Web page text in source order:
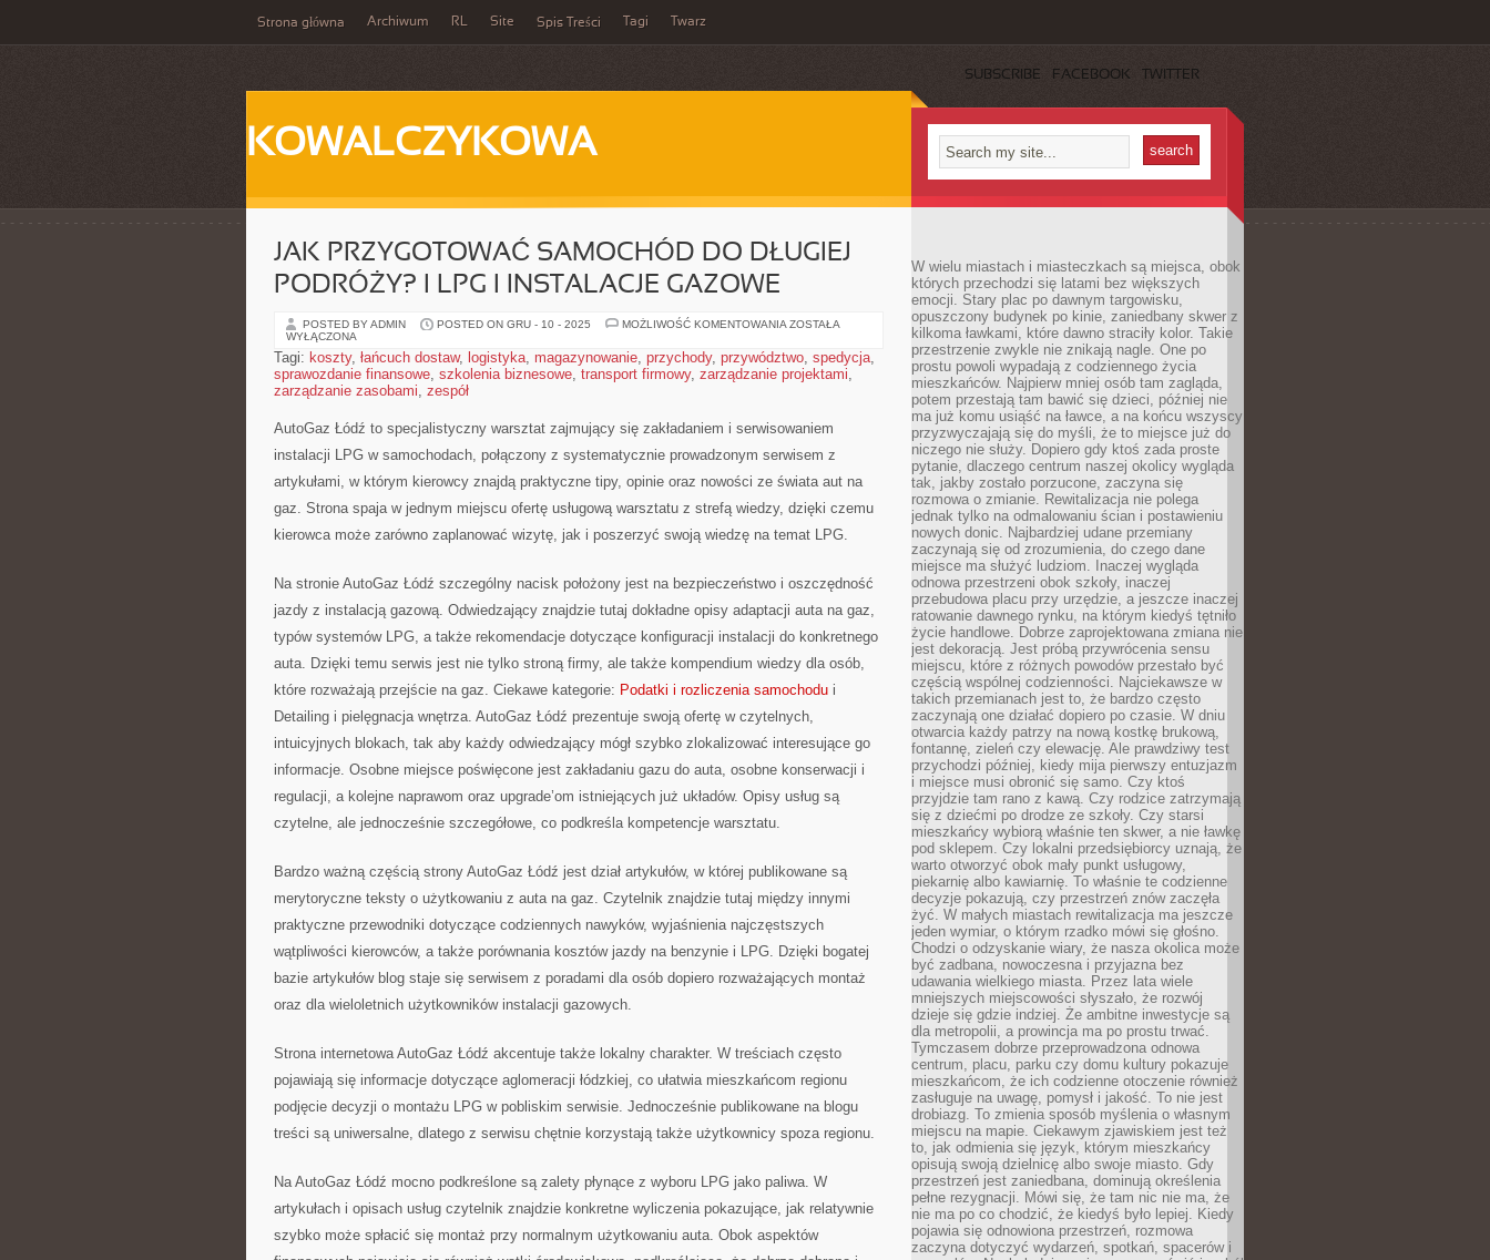
Strona główna Archiwum RL Site Spis Treści Tagi Twarz
SUBSCRIBE FACEBOOK TWITTER
KOWALCZYKOWA
JAK PRZYGOTOWAĆ SAMOCHÓD DO DŁUGIEJ
PODRÓŻY? I LPG I INSTALACJE GAZOWE
POSTED BY ADMIN POSTED ON GRU - 10 - 2025 MOŻLIWOŚĆ KOMENTOWANIA JAK
DO
DŁUGIEJ
PODRÓŻY?
INSTALACJE
ZOSTAŁA
WYŁĄCZONA
Tagi: koszty, łańcuch dostaw, logistyka, magazynowanie, przychody, przywództwo, spedycja,
sprawozdanie finansowe, szkolenia biznesowe, transport firmowy, zarządzanie projektami,
zarządzanie zasobami, zespół
AutoGaz Łódź to specjalistyczny warsztat zajmujący się zakładaniem i serwisowaniem
instalacji LPG w samochodach, połączony z systematycznie prowadzonym serwisem z
artykułami, w którym kierowcy znajdą praktyczne tipy, opinie oraz nowości ze świata aut na
gaz. Strona spaja w jednym miejscu ofertę usługową warsztatu z strefą wiedzy, dzięki czemu
kierowca może zarówno zaplanować wizytę, jak i poszerzyć swoją wiedzę na temat LPG.
Na stronie AutoGaz Łódź szczególny nacisk położony jest na bezpieczeństwo i oszczędność
jazdy z instalacją gazową. Odwiedzający znajdzie tutaj dokładne opisy adaptacji auta na gaz,
typów systemów LPG, a także rekomendacje dotyczące konfiguracji instalacji do konkretnego
auta. Dzięki temu serwis jest nie tylko stroną firmy, ale także kompendium wiedzy dla osób,
które rozważają przejście na gaz. Ciekawe kategorie: Podatki i rozliczenia samochodu i
Detailing i pielęgnacja wnętrza. AutoGaz Łódź prezentuje swoją ofertę w czytelnych,
intuicyjnych blokach, tak aby każdy odwiedzający mógł szybko zlokalizować interesujące go
informacje. Osobne miejsce poświęcone jest zakładaniu gazu do auta, osobne konserwacji i
regulacji, a kolejne naprawom oraz upgrade’om istniejących już układów. Opisy usług są
czytelne, ale jednocześnie szczegółowe, co podkreśla kompetencje warsztatu.
Bardzo ważną częścią strony AutoGaz Łódź jest dział artykułów, w której publikowane są
merytoryczne teksty o użytkowaniu z auta na gaz. Czytelnik znajdzie tutaj między innymi
praktyczne przewodniki dotyczące codziennych nawyków, wyjaśnienia najczęstszych
wątpliwości kierowców, a także porównania kosztów jazdy na benzynie i LPG. Dzięki bogatej
bazie artykułów blog staje się serwisem z poradami dla osób dopiero rozważających montaż
oraz dla wieloletnich użytkowników instalacji gazowych.
Strona internetowa AutoGaz Łódź akcentuje także lokalny charakter. W treściach często
pojawiają się informacje dotyczące aglomeracji łódzkiej, co ułatwia mieszkańcom regionu
podjęcie decyzji o montażu LPG w pobliskim serwisie. Jednocześnie publikowane na blogu
treści są uniwersalne, dlatego z serwisu chętnie korzystają także użytkownicy spoza regionu.
Na AutoGaz Łódź mocno podkreślone są zalety płynące z wyboru LPG jako paliwa. W
artykułach i opisach usług czytelnik znajdzie konkretne wyliczenia pokazujące, jak relatywnie
szybko może spłacić się montaż przy normalnym użytkowaniu auta. Obok aspektów
W wielu miastach i miasteczkach są miejsca, obok
których przechodzi się latami bez większych
emocji. Stary plac po dawnym targowisku,
opuszczony budynek po kinie, zaniedbany skwer z
kilkoma ławkami, które dawno straciły kolor. Takie
przestrzenie zwykle nie znikają nagle. One po
prostu powoli wypadają z codziennego życia
mieszkańców. Najpierw mniej osób tam zagląda,
potem przestają tam bawić się dzieci, później nie
ma już komu usiąść na ławce, a na końcu wszyscy
przyzwyczajają się do myśli, że to miejsce już do
niczego nie służy. Dopiero gdy ktoś zada proste
pytanie, dlaczego centrum naszej okolicy wygląda
tak, jakby zostało porzucone, zaczyna się
rozmowa o zmianie. Rewitalizacja nie polega
jednak tylko na odmalowaniu ścian i postawieniu
nowych donic. Najbardziej udane przemiany
zaczynają się od zrozumienia, do czego dane
miejsce ma służyć ludziom. Inaczej wygląda
odnowa przestrzeni obok szkoły, inaczej
przebudowa placu przy urzędzie, a jeszcze inaczej
ratowanie dawnego rynku, na którym kiedyś tętniło
życie handlowe. Dobrze zaprojektowana zmiana nie
jest dekoracją. Jest próbą przywrócenia sensu
miejscu, które z różnych powodów przestało być
częścią wspólnej codzienności. Najciekawsze w
takich przemianach jest to, że bardzo często
zaczynają one działać dopiero po czasie. W dniu
otwarcia każdy patrzy na nową kostkę brukową,
fontannę, zieleń czy elewację. Ale prawdziwy test
przychodzi później, kiedy mija pierwszy entuzjazm
i miejsce musi obronić się samo. Czy ktoś
przyjdzie tam rano z kawą. Czy rodzice zatrzymają
się z dziećmi po drodze ze szkoły. Czy starsi
mieszkańcy wybiorą właśnie ten skwer, a nie ławkę
pod sklepem. Czy lokalni przedsiębiorcy uznają, że
warto otworzyć obok mały punkt usługowy,
piekarnię albo kawiarnię. To właśnie te codzienne
decyzje pokazują, czy przestrzeń znów zaczęła
żyć. W małych miastach rewitalizacja ma jeszcze
jeden wymiar, o którym rzadko mówi się głośno.
Chodzi o odzyskanie wiary, że nasza okolica może
być zadbana, nowoczesna i przyjazna bez
udawania wielkiego miasta. Przez lata wiele
mniejszych miejscowości słyszało, że rozwój
dzieje się gdzie indziej. Że ambitne inwestycje są
dla metropolii, a prowincja ma po prostu trwać.
Tymczasem dobrze przeprowadzona odnowa
centrum, placu, parku czy domu kultury pokazuje
mieszkańcom, że ich codzienne otoczenie również
zasługuje na uwagę, pomysł i jakość. To nie jest
drobiazg. To zmienia sposób myślenia o własnym
miejscu na mapie. Ciekawym zjawiskiem jest też
to, jak odmienia się język, którym mieszkańcy
opisują swoją dzielnicę albo swoje miasto. Gdy
przestrzeń jest zaniedbana, dominują określenia
pełne rezygnacji. Mówi się, że tam nic nie ma, że
nie ma po co chodzić, że kiedyś było lepiej. Kiedy
pojawia się odnowiona przestrzeń, rozmowa
zaczyna dotyczyć wydarzeń, spotkań, spacerów i